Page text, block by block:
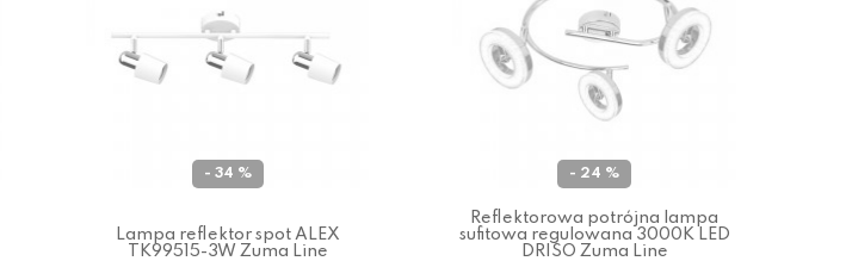
- 34 %
Lampa reflektor spot ALEX
TK99515-3W Zuma Line
- 24 %
Reflektorowa potrójna lampa
sufitowa regulowana 3000K LED
DRISO Zuma Line